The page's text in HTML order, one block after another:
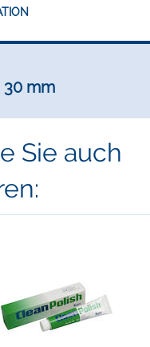
30 mm
Sie auch